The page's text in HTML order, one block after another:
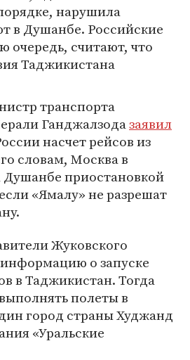
нарушила
в Душанбе. Российские
очередь, считают, что
Таджикистана
транспорта
Ганджалзодазаявил
насчет рейсов из
словам, Москва в
приостановкой
«Ямалу» не разрешат
Жуковского
информацию о запуске
в Таджикистан. Тогда
полеты в
город страны Худжанд
«Уральские